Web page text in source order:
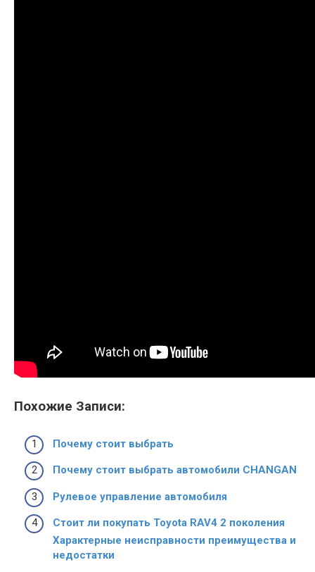
Похожие Записи:
Почему стоит выбрать
Почему стоит выбрать автомобили CHANGAN
Рулевое управление автомобиля
Стоит ли покупать Toyota RAV4 2 поколения
Характерные неисправности преимущества и
недостатки